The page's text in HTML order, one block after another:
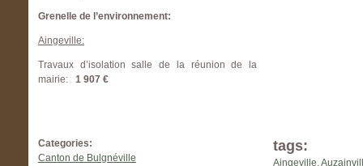
Grenelle de l’environnement:
Aingeville:
Travaux d’isolation salle de la réunion de la
mairie: 1 907 €
Categories:
Canton de Bulgnéville
tags:
Aingeville,